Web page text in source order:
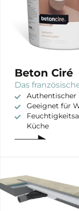
Beton Ciré
Das
Authentischer
Geeignet für
Küche